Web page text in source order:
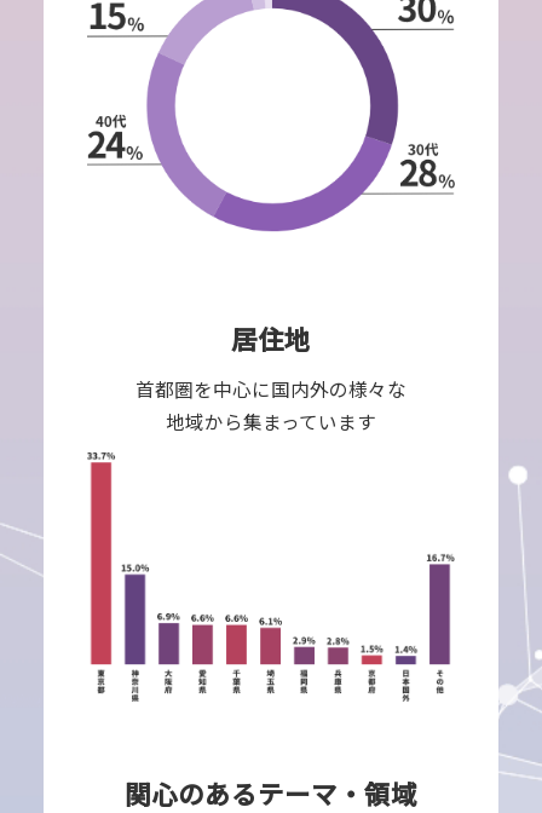
居住地
首都圏を中心に国内外の様々な
地域から集まっています
関心のあるテーマ・領域